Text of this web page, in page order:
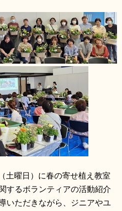
土曜日）に春の寄せ植え教室
するボランティアの活動紹介
いただきながら、ジニアやユ